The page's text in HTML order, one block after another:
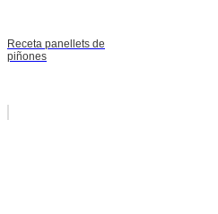
Receta panellets de
piñones